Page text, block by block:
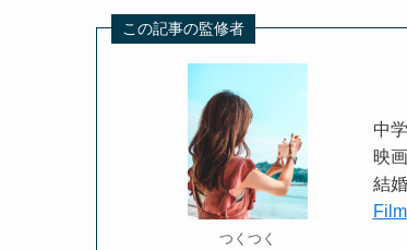
この記事の監修者
つくつく
中
映
結